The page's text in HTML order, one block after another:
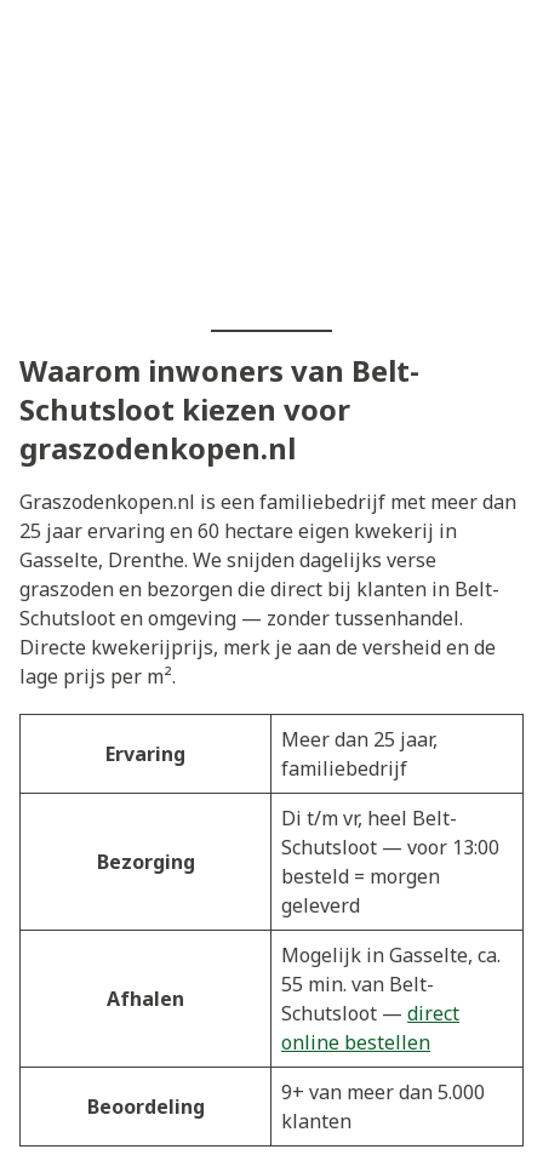
Waarom inwoners van Belt-
Schutsloot kiezen voor
graszodenkopen.nl
Graszodenkopen.nl is een familiebedrijf met meer dan
25 jaar ervaring en 60 hectare eigen kwekerij in
Gasselte, Drenthe. We snijden dagelijks verse
graszoden en bezorgen die direct bij klanten in Belt-
Schutsloot en omgeving — zonder tussenhandel.
Directe kwekerijprijs, merk je aan de versheid en de
lage prijs per m².
Ervaring
Meer dan 25 jaar,
familiebedrijf
Bezorging
Di t/m vr, heel Belt-
Schutsloot — voor 13:00
besteld = morgen
geleverd
Afhalen
Mogelijk in Gasselte, ca.
55 min. van Belt-
Schutsloot — direct
online bestellen
Beoordeling
9+ van meer dan 5.000
klanten